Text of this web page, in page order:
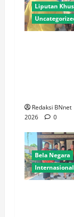
Liputan
Redaksi BNnet
2026
0
Bela Negara
Internasional